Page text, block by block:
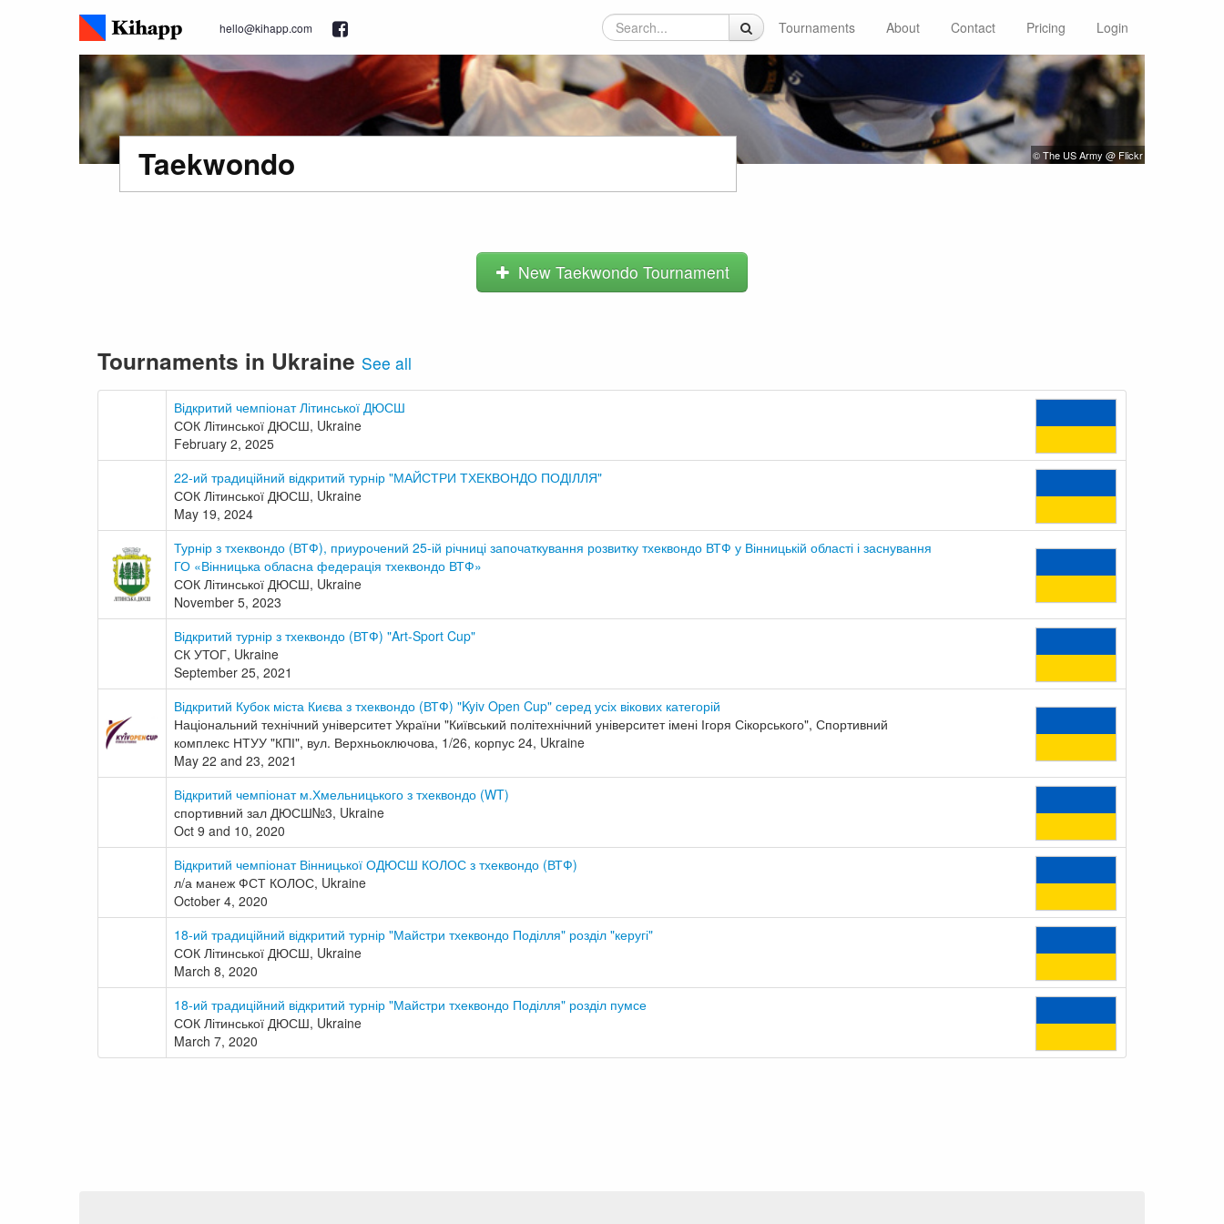
hello@kihapp.com Tournaments About Contact Pricing Login
© The US Army @ Flickr
Taekwondo
New Taekwondo Tournament
Tournaments in Ukraine See all
Відкритий чемпіонат Літинської ДЮСШ
СОК Літинської ДЮСШ, Ukraine
February 2, 2025
22-ий традиційний відкритий турнір "МАЙСТРИ ТХЕКВОНДО ПОДІЛЛЯ"
СОК Літинської ДЮСШ, Ukraine
May 19, 2024
Турнір з тхеквондо (ВТФ), приурочений 25-ій річниці започаткування розвитку тхеквондо ВТФ у Вінницькій області і заснування
ГО «Вінницька обласна федерація тхеквондо ВТФ»
СОК Літинської ДЮСШ, Ukraine
November 5, 2023
Відкритий турнір з тхеквондо (ВТФ) "Art-Sport Cup"
СК УТОГ, Ukraine
September 25, 2021
Відкритий Кубок міста Києва з тхеквондо (ВТФ) "Kyiv Open Cup" серед усіх вікових категорій
Національний технічний університет України "Київський політехнічний університет імені Ігоря Сікорського", Спортивний
комплекс НТУУ "КПІ", вул. Верхньоключова, 1/26, корпус 24, Ukraine
May 22 and 23, 2021
Відкритий чемпіонат м.Хмельницького з тхеквондо (WT)
спортивний зал ДЮСШ№3, Ukraine
Oct 9 and 10, 2020
Відкритий чемпіонат Вінницької ОДЮСШ КОЛОС з тхеквондо (ВТФ)
л/а манеж ФСТ КОЛОС, Ukraine
October 4, 2020
18-ий традиційний відкритий турнір "Майстри тхеквондо Поділля" розділ "керугі"
СОК Літинської ДЮСШ, Ukraine
March 8, 2020
18-ий традиційний відкритий турнір "Майстри тхеквондо Поділля" розділ пумсе
СОК Літинської ДЮСШ, Ukraine
March 7, 2020